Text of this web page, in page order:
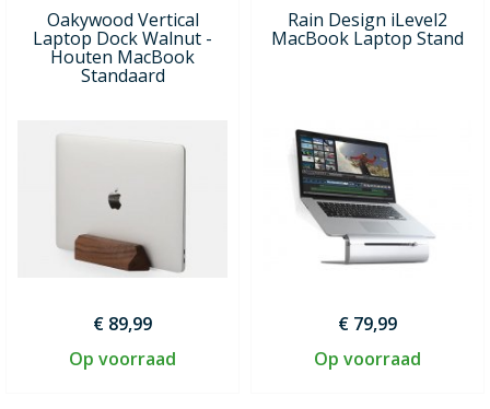
Oakywood Vertical
Laptop Dock Walnut -
Houten MacBook
Standaard
€ 89,99
Op voorraad
Rain Design iLevel2
MacBook Laptop Stand
€ 79,99
Op voorraad